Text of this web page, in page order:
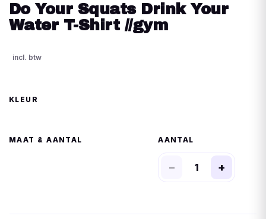
Do Your Squats Drink Your
Water T-Shirt //gym
MAAT
− +